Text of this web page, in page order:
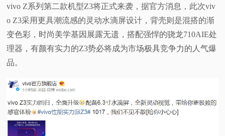
讯
测
频
vivo Z系列第二款机型Z3将正式来袭，据官方消息，此次viv
o Z3采用更具潮流感的灵动水滴屏设计，背壳则是混搭的渐
变色彩，时尚美学基因展露无遗，搭配强悍的骁龙710AIE处
理器，有颜有实力的Z3势必将成为市场极具竞争力的人气爆
品。